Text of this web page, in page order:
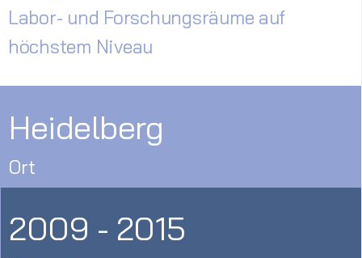
Labor- und Forschungsräume auf
höchstem Niveau
Heidelberg
Ort
2009 - 2015